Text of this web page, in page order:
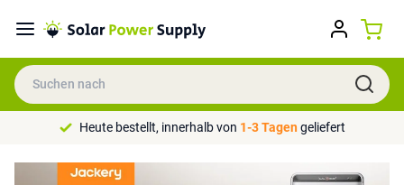
Heute bestellt, innerhalb von 1-3 Tagengeliefert